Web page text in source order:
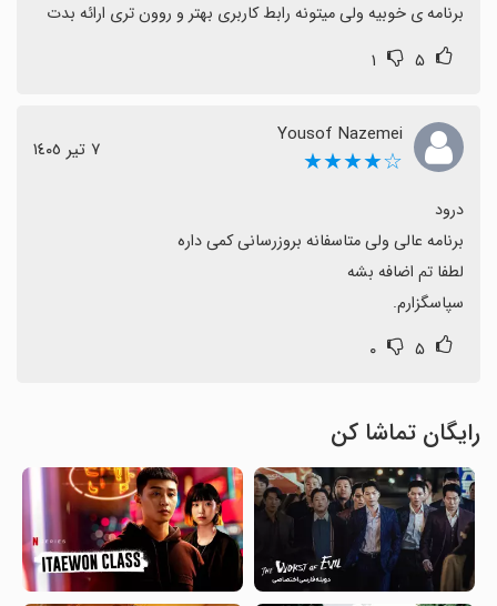
برنامه ی خوبیه ولی میتونه رابط کاربری بهتر و روون تری ارائه بدت
۵ ۱
Yousof Nazemei
☆★★★★ ٧ تیر ١٤٠٥
سپاسگزارم.
۵ ۰
رایگان تماشا کن